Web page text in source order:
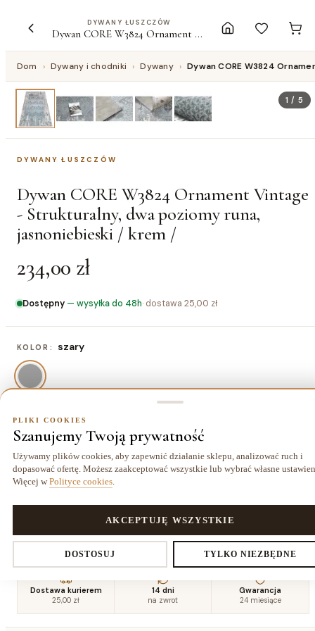
DYWANY ŁUSZCZÓW
Dywan CORE W3824 Ornament Vintage - Strukturalny, dwa poziomy runa, jasnoniebieski / krem /
Dom › Dywany i chodniki › Dywany › Dywan CORE W3824
1 /5
DYWANY ŁUSZCZÓW
Dywan CORE W3824 Ornament Vintage
- Strukturalny, dwa poziomy runa,
jasnoniebieski / krem /
234,00 zł
Dostępny — wysyłka do 48h· dostawa 25,00 zł
KOLOR: szary
ROZMIAR: 80x150 cm
80x150 cm
234,00 zł
120x170 cm
403,00 zł
140x190 cm
526,50 zł
160x220
cm
180x270
200x290
cm
240x330
cm
Dostawa kurierem
25,00 zł
14 dni
na zwrot
Gwarancja
24 miesiące
PLIKI COOKIES
Szanujemy Twoją prywatność
Używamy plików cookies, aby zapewnić działanie sklepu, analizować ruch i
dopasować ofertę. Możesz zaakceptować wszystkie lub wybrać własne
Więcej w Polityce cookies
DOSTOSUJ TYLKO NIEZBĘDNE
AKCEPTUJĘ WSZYSTKIE
Ustawienia prywatności
Decydujesz, które dane zbieramy. Niezbędne pliki cookies są